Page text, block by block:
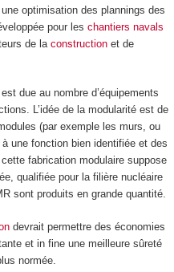
optimisation des plannings des
pour les chantiers navals
de la constructionet de
due au nombre d’équipements
L’idée de la modularité est de
(par exemple les murs, ou
une fonction bien identifiée et des
fabrication modulaire suppose
qualifiée pour la filière nucléaire
sont produits en grande quantité.
devrait permettre des économies
et in fine une meilleure sûreté
normée.